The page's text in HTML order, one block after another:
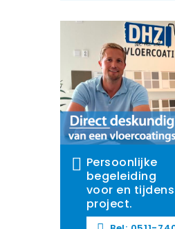
Persoonlijke
begeleiding
voor en
project.